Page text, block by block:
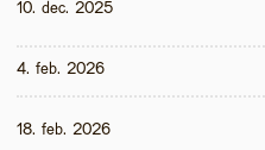
10. dec. 2025
4. feb. 2026
18. feb. 2026